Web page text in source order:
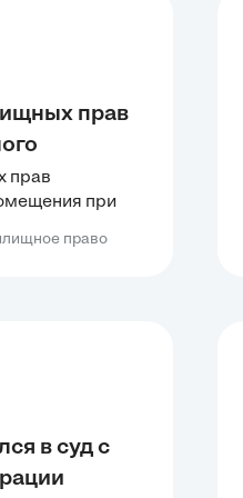
прав
для
прав
при
для
право
в суд с